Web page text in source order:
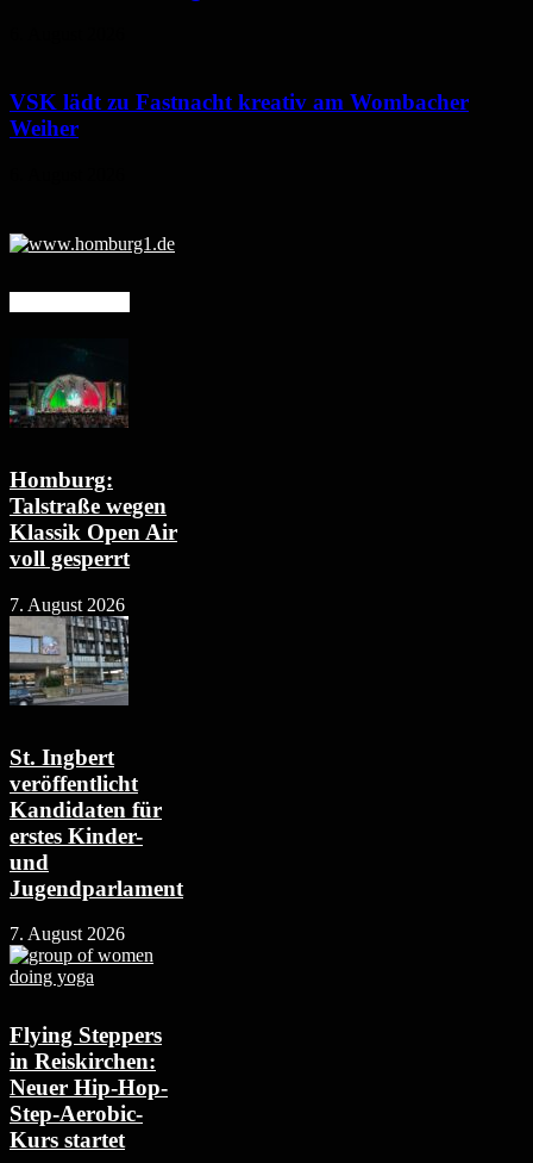
VSK lädt zu Fastnacht kreativ am Wombacher
Weiher
Homburg:
Talstraße wegen
Klassik Open Air
voll gesperrt
7. August 2026
St. Ingbert
veröffentlicht
Kandidaten für
erstes Kinder-
und
Jugendparlament
7. August 2026
Flying Steppers
in Reiskirchen:
Neuer Hip-Hop-
Step-Aerobic-
Kurs startet